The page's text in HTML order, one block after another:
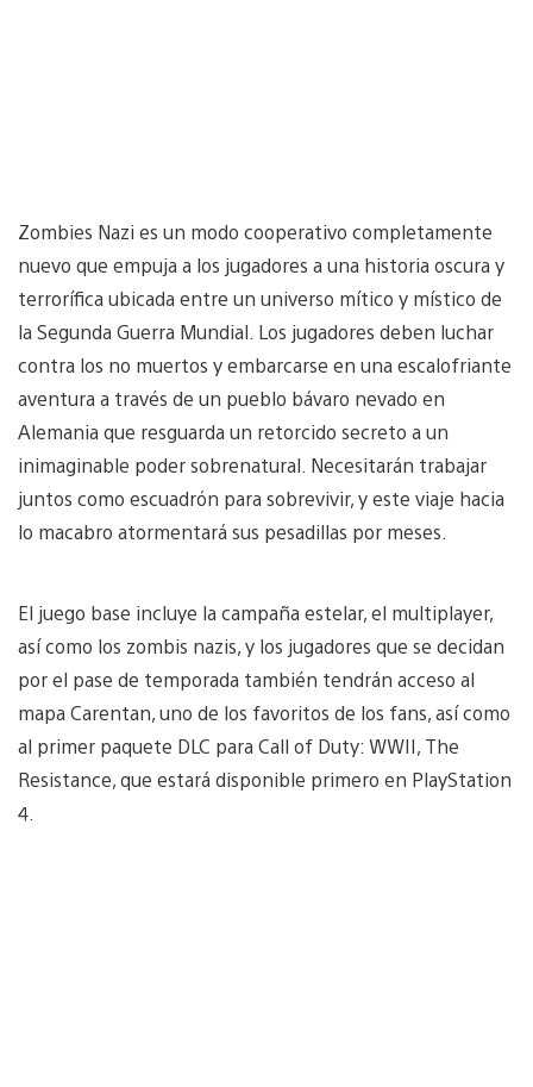
Zombies Nazi es un modo cooperativo completamente
nuevo que empuja a los jugadores a una historia oscura y
terrorífica ubicada entre un universo mítico y místico de
la Segunda Guerra Mundial. Los jugadores deben luchar
contra los no muertos y embarcarse en una escalofriante
aventura a través de un pueblo bávaro nevado en
Alemania que resguarda un retorcido secreto a un
inimaginable poder sobrenatural. Necesitarán trabajar
juntos como escuadrón para sobrevivir, y este viaje hacia
lo macabro atormentará sus pesadillas por meses.
El juego base incluye la campaña estelar, el multiplayer,
así como los zombis nazis, y los jugadores que se decidan
por el pase de temporada también tendrán acceso al
mapa Carentan, uno de los favoritos de los fans, así como
al primer paquete DLC para Call of Duty: WWII, The
Resistance, que estará disponible primero en PlayStation
4.